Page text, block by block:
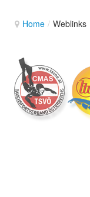
Home / Weblinks